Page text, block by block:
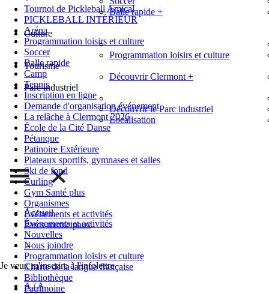
Tournoi de Pickleball Amical
PICKLEBALL INTÉRIEUR
Aréna
Programmation loisirs et culture
Soccer
Balle rapide
Camp
Tennis
Inscription en ligne
Demande d'organisation événement
La relâche à Clermont 2026
École de la Cité Danse
Pétanque
Patinoire Extérieure
Plateaux sportifs, gymnases et salles
Ski de fond
Curling
Gym Santé plus
Organismes
Événements et activités
Parcs municipaux
←
Programmation loisirs et culture
Charte de la langue française
Bibliothèque
Patrimoine
Balle rapide +
Culture
Programmation loisirs et culture
Tourisme
Découvrir Clermont +
Parc industriel
Découvrir le Parc industriel
Localisation
Accueil
Événements et activités
Nouvelles
Nous joindre
Je veux m'inscrire à l'infolettre
A/A